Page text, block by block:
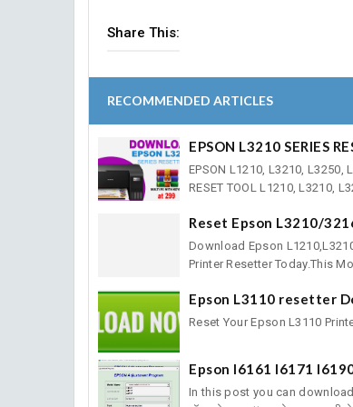
Share This:
RECOMMENDED ARTICLES
EPSON L3210 SERIES
EPSON L1210, L3210, L3250,
RESET TOOL L1210, L3210,
Reset Epson L3210/
Download Epson
Printer Resetter Today.This
Epson L3110 resetter
Reset Your Epson
Epson l6161 l6171
In this post you can